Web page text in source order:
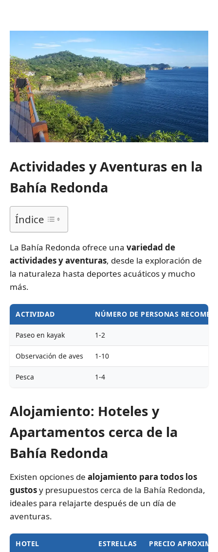
Actividades y Aventuras en la
Bahía Redonda
Índice
La Bahía Redonda ofrece una variedad de
actividades y aventuras, desde la exploración de
la naturaleza hasta deportes acuáticos y mucho
más.
ACTIVIDAD NÚMERO DE PERSONAS
Paseo en kayak 1-2
Observación de aves 1-10
Pesca 1-4
Alojamiento: Hoteles y
Apartamentos cerca de la
Bahía Redonda
Existen opciones de alojamiento para todos los
gustosy presupuestos cerca de la Bahía Redonda,
ideales para relajarte después de un día de
aventuras.
HOTEL ESTRELLAS PRECIO